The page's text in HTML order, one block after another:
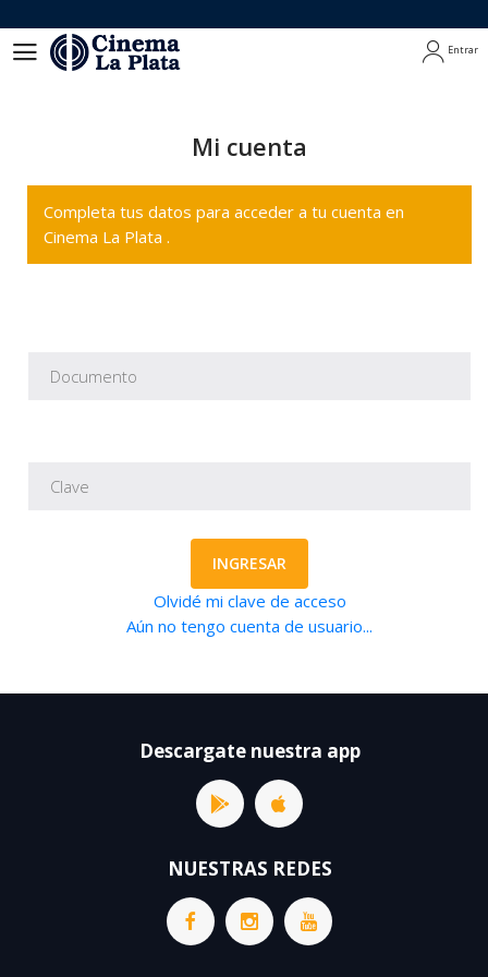
Entrar
Mi cuenta
Completa tus datos para acceder a tu cuenta en
Cinema La Plata .
INGRESAR
Olvidé mi clave de acceso
Aún no tengo cuenta de usuario...
Descargate nuestra app
NUESTRAS REDES